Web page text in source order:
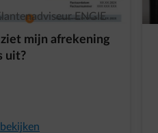
ENGIE
mijn afrekening
uit?